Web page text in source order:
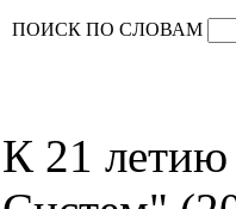
ПОИСК ПО СЛОВАМ
К 21